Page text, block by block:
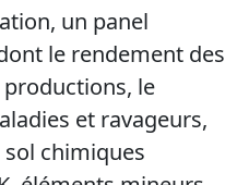
un panel
le rendement des
productions, le
et ravageurs,
sol chimiques